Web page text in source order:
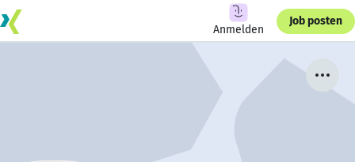
Anmelden
Job posten